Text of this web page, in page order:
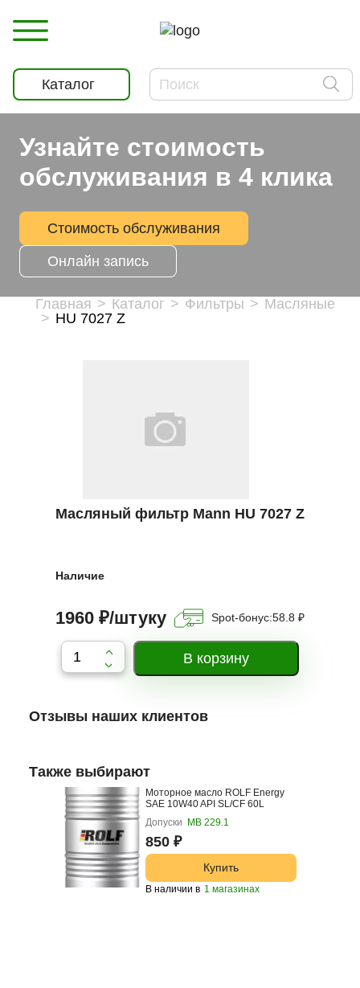
Каталог
Узнайте стоимость
обслуживания в 4 клика
Стоимость обслуживания
Онлайн запись
Главная Каталог Фильтры
Масляные
HU 7027 Z
Масляный фильтр Mann HU 7027 Z
Наличие
1960 ₽/штуку Spot-бонус:58.8 ₽
Отзывы наших клиентов
Также выбирают
Моторное масло ROLF Energy
SAE 10W40 API SL/CF 60L
Допуски
МВ 229.1
850 ₽
Купить
В наличии в 1 магазинах